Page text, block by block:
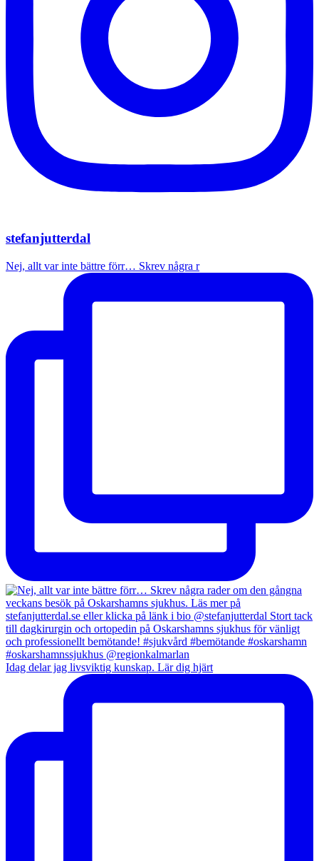
stefanjutterdal
Nej, allt var inte bättre förr… Skrev några r
Idag delar jag livsviktig kunskap. Lär dig hjärt